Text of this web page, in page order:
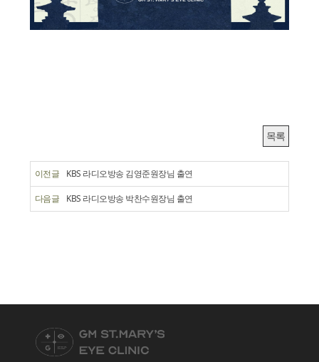
목록
이전글 KBS 라디오방송 김영준원장님 출연
다음글 KBS 라디오방송 박찬수원장님 출연